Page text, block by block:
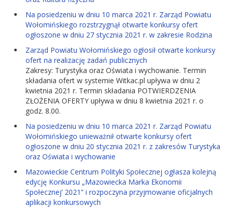
Na posiedzeniu w dniu 10 marca 2021 r. Zarząd Powiatu
Wołomińskiego rozstrzygnął otwarte konkursy ofert
ogłoszone w dniu 27 stycznia 2021 r. w zakresie Rodzina
Zarząd Powiatu Wołomińskiego ogłosił otwarte konkursy
ofert na realizację zadań publicznych
Zakresy: Turystyka oraz Oświata i wychowanie. Termin
składania ofert w systemie Witkac.pl upływa w dniu 2
kwietnia 2021 r. Termin składania POTWIERDZENIA
ZŁOŻENIA OFERTY upływa w dniu 8 kwietnia 2021 r. o
godz. 8.00.
Na posiedzeniu w dniu 10 marca 2021 r. Zarząd Powiatu
Wołomińskiego unieważnił otwarte konkursy ofert
ogłoszone w dniu 20 stycznia 2021 r. z zakresów Turystyka
oraz Oświata i wychowanie
Mazowieckie Centrum Polityki Społecznej ogłasza kolejną
edycję Konkursu „Mazowiecka Marka Ekonomii
Społecznej’ 2021” i rozpoczyna przyjmowanie oficjalnych
aplikacji konkursowych